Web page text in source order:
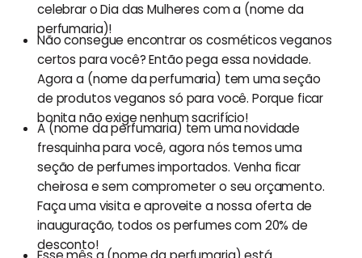
celebrar o Dia das Mulheres com a (nome da
perfumaria)!
Não consegue encontrar os cosméticos veganos
certos para você? Então pega essa novidade.
Agora a (nome da perfumaria) tem uma seção
de produtos veganos só para você. Porque ficar
bonita não exige nenhum sacrifício!
A (nome da perfumaria) tem uma novidade
fresquinha para você, agora nós temos uma
seção de perfumes importados. Venha ficar
cheirosa e sem comprometer o seu orçamento.
Faça uma visita e aproveite a nossa oferta de
inauguração, todos os perfumes com 20% de
desconto!